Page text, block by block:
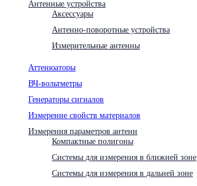
Антенные устройства
Аксессуары
Антенно-поворотные устройства
Измерительные антенны
Аттенюаторы
ВЧ-вольтметры
Генераторы сигналов
Измерение свойств материалов
Измерения параметров антенн
Компактные полигоны
Системы для измерения в ближней зоне
Системы для измерения в дальней зоне